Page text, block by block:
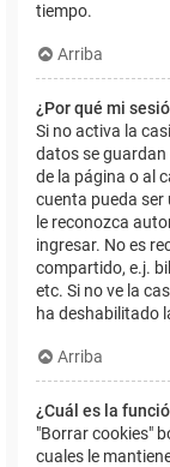
tiempo.
Arriba
¿Por qué mi
Si no activa la
datos se guardan
de la página o al
cuenta pueda ser
le reconozca
ingresar. No es
compartido, e.j.
etc. Si no ve la
ha deshabilitado
Arriba
¿Cuál es la
"Borrar cookies"
cuales le